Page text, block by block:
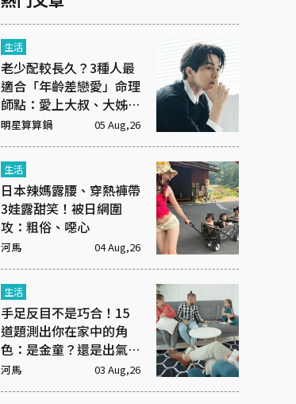
生活
老少配較長久？3種人最
適合「年齡差戀愛」命理
師點：愛上大叔、大姊有
原因
明星算算鍋 05 Aug,26
生活
日本辣媽露腰、穿熱褲帶
3娃露甜笑！被日網圍
攻：粗俗、噁心
河馬 04 Aug,26
生活
手足反目不是巧合！15
道題測出你在家中的角
色：是金童？還是出氣
筒？
河馬 03 Aug,26